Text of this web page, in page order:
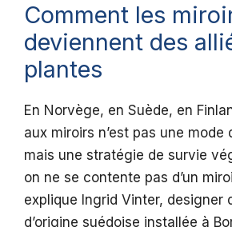
Comment les
deviennent des
plantes
En Norvège, en Suède, en
aux miroirs n’est pas une mode
mais une stratégie de survie
on ne se contente pas d’un
explique Ingrid Vinter, designer
d’origine suédoise installée à